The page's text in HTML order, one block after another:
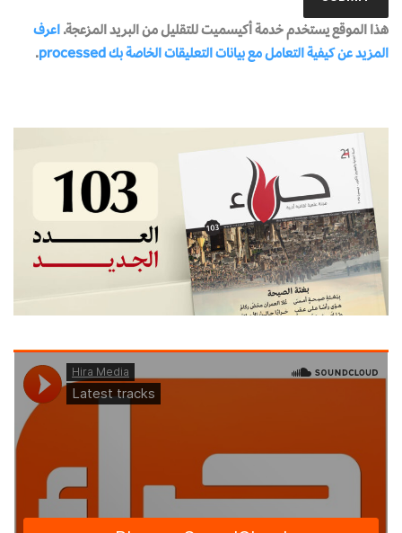
هذا الموقع يستخدم خدمة أكيسميت للتقليل من البريد المزعجة. اعرف
المزيد عن كيفية التعامل مع بيانات التعليقات الخاصة بك processed
.